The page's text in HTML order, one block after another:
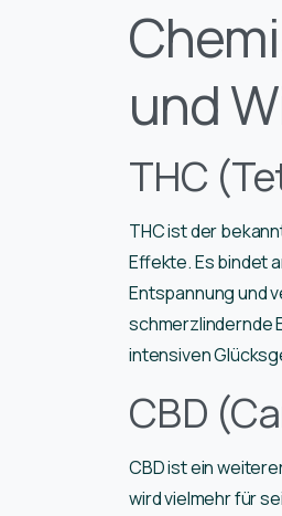
und
THC
THC ist der
Effekte. Es bindet
Entspannung und
schmerzlindernde
intensiven
CBD
CBD ist ein
wird vielmehr für